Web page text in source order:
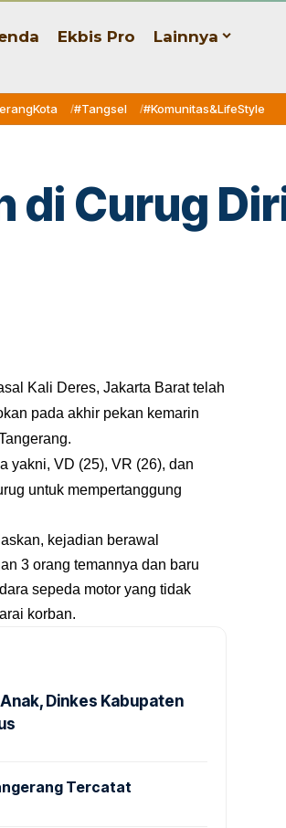
Ekbis Pro Lainnya
#Tangsel #Komunitas&LifeStyle
di Curug
Kali Deres, Jakarta Barat telah
pada akhir pekan kemarin
yakni, VD (25), VR (26), dan
untuk mempertanggung
kejadian berawal
3 orang temannya dan baru
sepeda motor yang tidak
korban.
Dinkes Kabupaten
Tercatat